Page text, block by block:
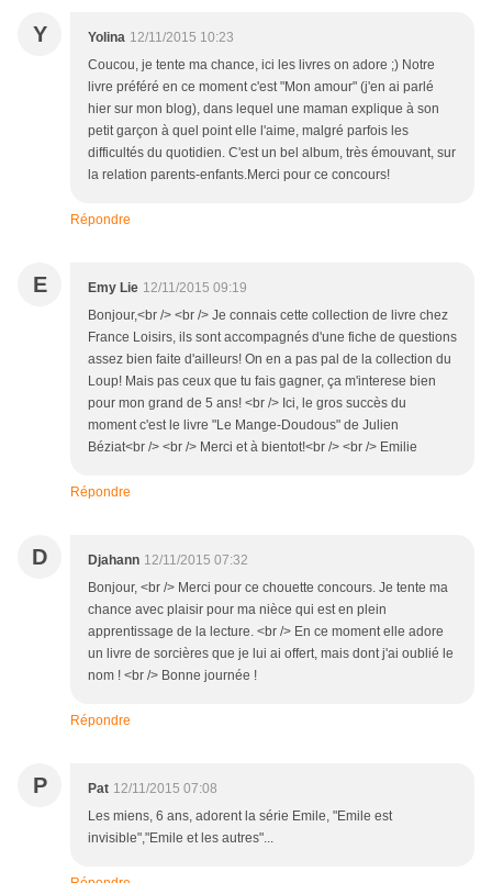
Y Yolina 12/11/2015 10:23
Coucou, je tente ma chance, ici les livres on adore ;) Notre
livre préféré en ce moment c'est "Mon amour" (j'en ai parlé
hier sur mon blog), dans lequel une maman explique à son
petit garçon à quel point elle l'aime, malgré parfois les
difficultés du quotidien. C'est un bel album, très émouvant, sur
la relation parents-enfants.Merci pour ce concours!
Répondre
E Emy Lie 12/11/2015 09:19
Bonjour,<br /> <br /> Je connais cette collection de livre chez
France Loisirs, ils sont accompagnés d'une fiche de questions
assez bien faite d'ailleurs! On en a pas pal de la collection du
Loup! Mais pas ceux que tu fais gagner, ça m'interese bien
pour mon grand de 5 ans! <br /> Ici, le gros succès du
moment c'est le livre "Le Mange-Doudous" de Julien
Béziat<br /> <br /> Merci et à bientot!<br /> <br /> Emilie
Répondre
D Djahann 12/11/2015 07:32
Bonjour, <br /> Merci pour ce chouette concours. Je tente ma
chance avec plaisir pour ma nièce qui est en plein
apprentissage de la lecture. <br /> En ce moment elle adore
un livre de sorcières que je lui ai offert, mais dont j'ai oublié le
nom ! <br /> Bonne journée !
Répondre
P Pat 12/11/2015 07:08
Les miens, 6 ans, adorent la série Emile, "Emile est
invisible","Emile et les autres"...